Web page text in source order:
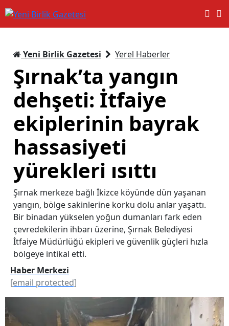
Yeni Birlik Gazetesi Yerel Haberler
Şırnak’ta yangın
dehşeti: İtfaiye
ekiplerinin bayrak
hassasiyeti
yürekleri ısıttı
Şırnak merkeze bağlı İkizce köyünde dün yaşanan
yangın, bölge sakinlerine korku dolu anlar yaşattı.
Bir binadan yükselen yoğun dumanları fark eden
çevredekilerin ihbarı üzerine, Şırnak Belediyesi
İtfaiye Müdürlüğü ekipleri ve güvenlik güçleri hızla
bölgeye intikal etti.
Haber Merkezi
[email protected]